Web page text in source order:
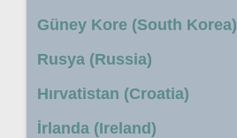
Güney Kore (South Korea)
Rusya (Russia)
Hırvatistan (Croatia)
İrlanda (Ireland)